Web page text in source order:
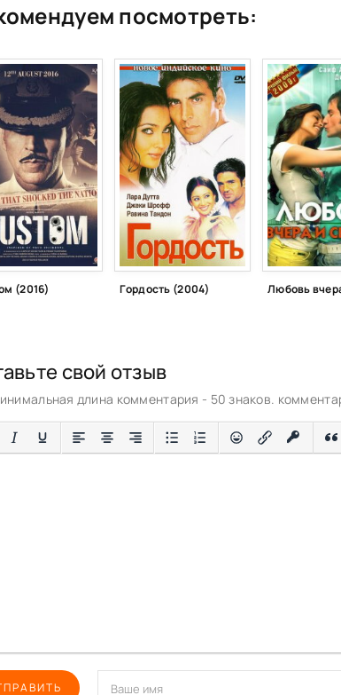
посмотреть:
(2016) Гордость (2004)
свой отзыв
длина комментария - 50 знаков.